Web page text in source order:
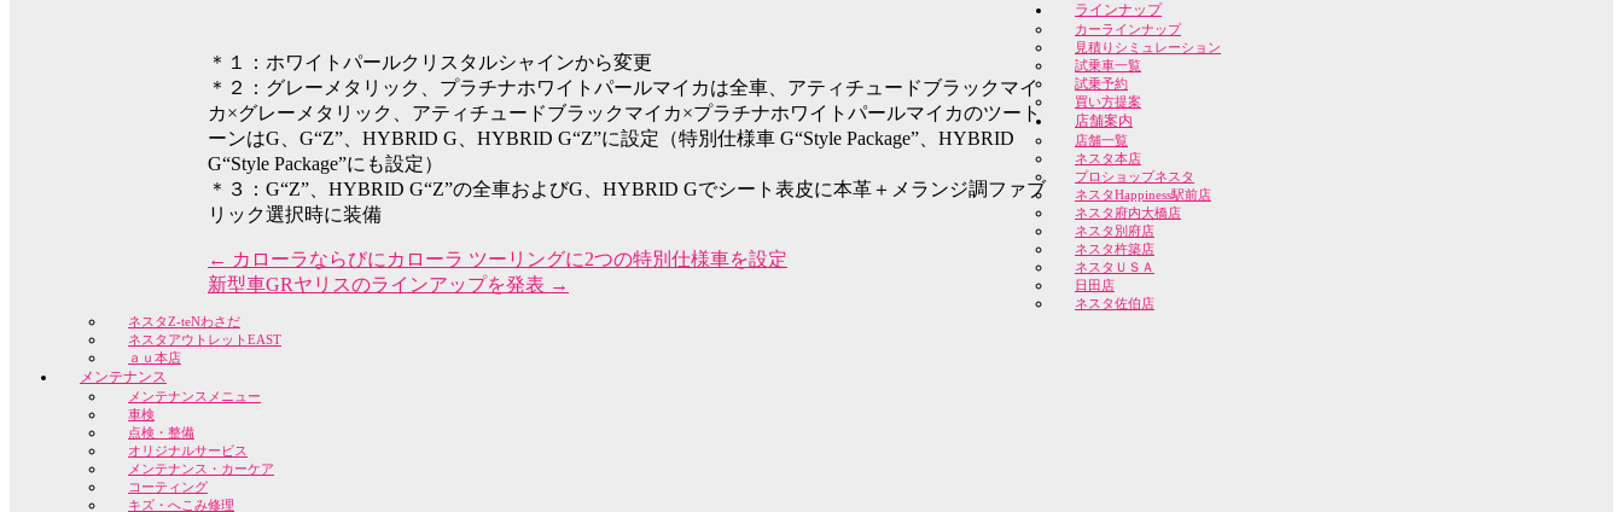
＊１：ホワイトパールクリスタルシャインから変更
＊２：グレーメタリック、プラチナホワイトパールマイカは全車、アティチュードブラックマイ
カ×グレーメタリック、アティチュードブラックマイカ×プラチナホワイトパールマイカのツート
ーンはG、 G“Z”、 HYBRID G、 HYBRID G“Z”に設定 （特別仕様車 G“Style Package”、HYBRID
G“Style Package”にも設定）
＊３：G“Z”、HYBRID G“Z”の全車およびG、HYBRID Gでシート表皮に本革＋メランジ調ファブ
リック選択時に装備
← カローラならびにカローラ ツーリングに2つの特別仕様車を設定
新型車GRヤリスのラインアップを発表 →
ラインナップ
カーラインナップ
見積りシミュレーション
試乗車一覧
試乗予約
買い方提案
店舗案内
店舗一覧
ネスタ本店
プロショップネスタ
ネスタHappiness駅前店
ネスタ府内大橋店
ネスタ別府店
ネスタ杵築店
ネスタＵＳＡ
日田店
ネスタ佐伯店
ネスタZ-teNわさだ
ネスタアウトレットEAST
ａｕ本店
メンテナンス
メンテナンスメニュー
車検
点検・整備
オリジナルサービス
メンテナンス・カーケア
コーティング
キズ・へこみ修理